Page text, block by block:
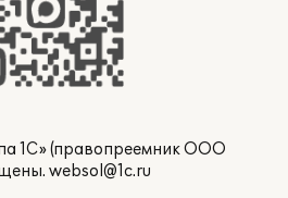
1С» (правопреемник ООО
websol@1c.ru